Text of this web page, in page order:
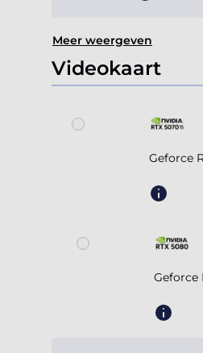
Meer weergeven
Videokaart
Geforce
Geforce